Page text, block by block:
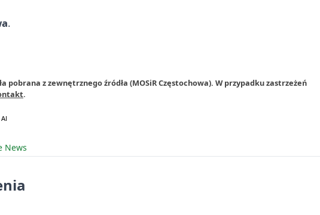
.
z zewnętrznego źródła (MOSiR Częstochowa). W przypadku zastrzeżeń
.
News